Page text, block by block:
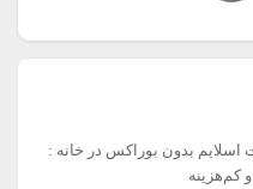
بدون بوراکس در خانه :
کم‌‌‌‌‌‌هزینه